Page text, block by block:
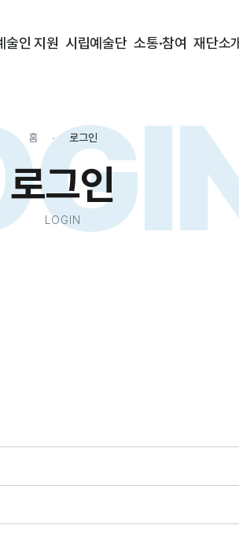
술인 지원 시립예술단 소통·참여 재단소
홈 로그인
로그인
LOGIN